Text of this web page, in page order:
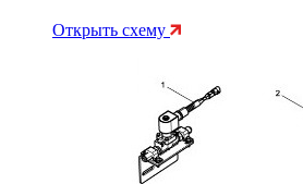
Открыть схему